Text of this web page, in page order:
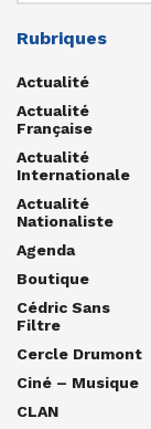
Rubriques
Actualité
Actualité
Française
Actualité
Internationale
Actualité
Nationaliste
Agenda
Boutique
Cédric Sans
Filtre
Cercle Drumont
Ciné – Musique
CLAN